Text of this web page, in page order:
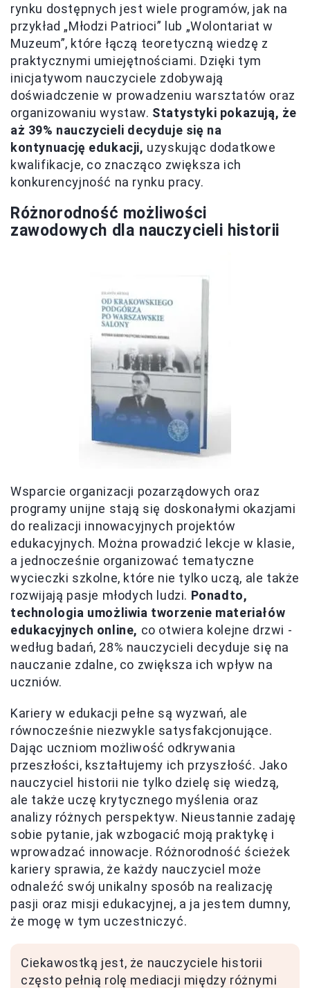
rynku dostępnych jest wiele programów, jak na
przykład „Młodzi Patrioci” lub „Wolontariat w
Muzeum”, które łączą teoretyczną wiedzę z
praktycznymi umiejętnościami. Dzięki tym
inicjatywom nauczyciele zdobywają
doświadczenie w prowadzeniu warsztatów oraz
organizowaniu wystaw. Statystyki pokazują, że
aż 39% nauczycieli decyduje się na
kontynuację edukacji, uzyskując dodatkowe
kwalifikacje, co znacząco zwiększa ich
konkurencyjność na rynku pracy.
Różnorodność możliwości
zawodowych dla nauczycieli historii
Wsparcie organizacji pozarządowych oraz
programy unijne stają się doskonałymi okazjami
do realizacji innowacyjnych projektów
edukacyjnych. Można prowadzić lekcje w klasie,
a jednocześnie organizować tematyczne
wycieczki szkolne, które nie tylko uczą, ale także
rozwijają pasje młodych ludzi. Ponadto,
technologia umożliwia tworzenie materiałów
edukacyjnych online, co otwiera kolejne drzwi -
według badań, 28% nauczycieli decyduje się na
nauczanie zdalne, co zwiększa ich wpływ na
uczniów.
Kariery w edukacji pełne są wyzwań, ale
równocześnie niezwykle satysfakcjonujące.
Dając uczniom możliwość odkrywania
przeszłości, kształtujemy ich przyszłość. Jako
nauczyciel historii nie tylko dzielę się wiedzą,
ale także uczę krytycznego myślenia oraz
analizy różnych perspektyw. Nieustannie zadaję
sobie pytanie, jak wzbogacić moją praktykę i
wprowadzać innowacje. Różnorodność ścieżek
kariery sprawia, że każdy nauczyciel może
odnaleźć swój unikalny sposób na realizację
pasji oraz misji edukacyjnej, a ja jestem dumny,
że mogę w tym uczestniczyć.
Ciekawostką jest, że nauczyciele historii
często pełnią rolę mediacji między różnymi